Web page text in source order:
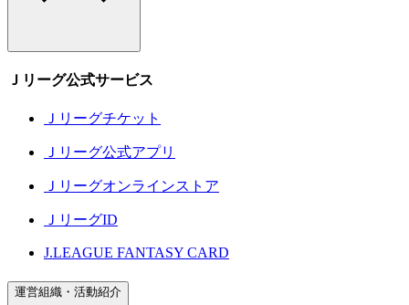
Ｊリーグ公式サービス
Ｊリーグチケット
Ｊリーグ公式アプリ
Ｊリーグオンラインストア
ＪリーグID
J.LEAGUE FANTASY CARD
運営組織・活動紹介